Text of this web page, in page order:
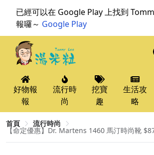
已經可以在 Google Play 上找到
報囉～ Google Play
好物報
報
流行時
尚
挖寶
趣
生活攻
略
首頁 流行時尚
【命定優惠】Dr. Martens 1460 馬汀時尚靴